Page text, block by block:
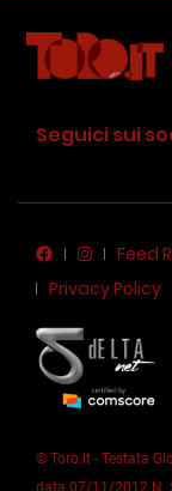
Seguici sui
Feed
Privacy Policy
© Toro.it - Testata
data 07/11/2012 N.